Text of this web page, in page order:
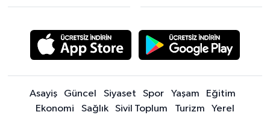
Asayiş Güncel Siyaset Spor Yaşam
Eğitim
Ekonomi
Sağlık Sivil Toplum Turizm Yerel